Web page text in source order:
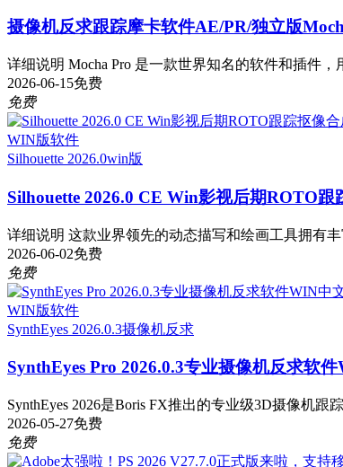
摄像机反求跟踪摩卡软件AE/PR/独立版
详细说明 Mocha Pro 是一款世界知名的软件和插件
2026-06-15免费
免费
WIN版软件
Silhouette 2026.0win版
Silhouette 2026.0 CE Win影视后期ROTO
详细说明 这款业界领先的动态描写和绘画工具拥有丰
2026-06-02免费
免费
WIN版软件
SynthEyes 2026.0.3摄像机反求
SynthEyes Pro 2026.0.3专业摄像机反求软
SynthEyes 2026是Boris FX推出的专业级3D摄像机跟
2026-05-27免费
免费